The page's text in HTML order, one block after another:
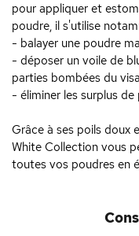
pour appliquer et
poudre, il s'utilise
- balayer une poudre
- déposer un voile de
parties bombées du
- éliminer les surplus
Grâce à ses poils doux
White Collection vous
toutes vos poudres en